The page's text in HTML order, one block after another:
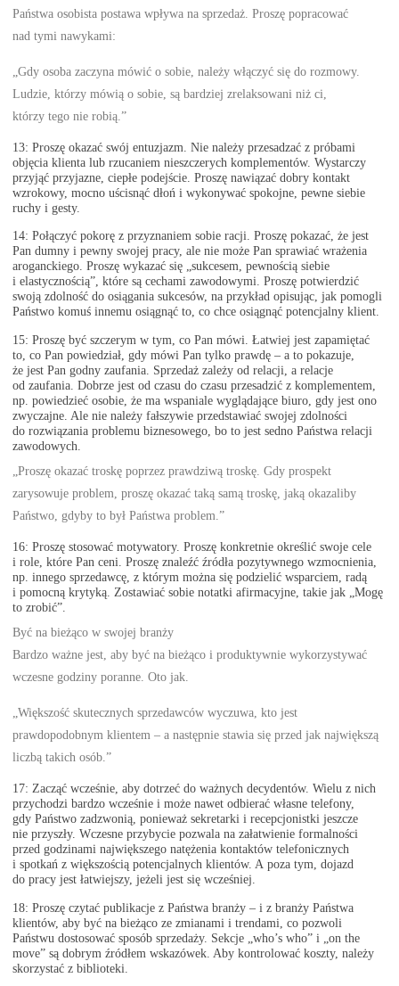
Państwa osobista postawa wpływa na sprzedaż. Proszę popracować
nad tymi nawykami:
„Gdy osoba zaczyna mówić o sobie, należy włączyć się do rozmowy.
Ludzie, którzy mówią o sobie, są bardziej zrelaksowani niż ci,
którzy tego nie robią.”
13: Proszę okazać swój entuzjazm. Nie należy przesadzać z próbami
objęcia klienta lub rzucaniem nieszczerych komplementów. Wystarczy
przyjąć przyjazne, ciepłe podejście. Proszę nawiązać dobry kontakt
wzrokowy, mocno uścisnąć dłoń i wykonywać spokojne, pewne siebie
ruchy i gesty.
14: Połączyć pokorę z przyznaniem sobie racji. Proszę pokazać, że jest
Pan dumny i pewny swojej pracy, ale nie może Pan sprawiać wrażenia
aroganckiego. Proszę wykazać się „sukcesem, pewnością siebie
i elastycznością”, które są cechami zawodowymi. Proszę potwierdzić
swoją zdolność do osiągania sukcesów, na przykład opisując, jak pomogli
Państwo komuś innemu osiągnąć to, co chce osiągnąć potencjalny klient.
15: Proszę być szczerym w tym, co Pan mówi. Łatwiej jest zapamiętać
to, co Pan powiedział, gdy mówi Pan tylko prawdę – a to pokazuje,
że jest Pan godny zaufania. Sprzedaż zależy od relacji, a relacje
od zaufania. Dobrze jest od czasu do czasu przesadzić z komplementem,
np. powiedzieć osobie, że ma wspaniale wyglądające biuro, gdy jest ono
zwyczajne. Ale nie należy fałszywie przedstawiać swojej zdolności
do rozwiązania problemu biznesowego, bo to jest sedno Państwa relacji
zawodowych.
„Proszę okazać troskę poprzez prawdziwą troskę. Gdy prospekt
zarysowuje problem, proszę okazać taką samą troskę, jaką okazaliby
Państwo, gdyby to był Państwa problem.”
16: Proszę stosować motywatory. Proszę konkretnie określić swoje cele
i role, które Pan ceni. Proszę znaleźć źródła pozytywnego wzmocnienia,
np. innego sprzedawcę, z którym można się podzielić wsparciem, radą
i pomocną krytyką. Zostawiać sobie notatki afirmacyjne, takie jak „Mogę
to zrobić”.
Być na bieżąco w swojej branży
Bardzo ważne jest, aby być na bieżąco i produktywnie wykorzystywać
wczesne godziny poranne. Oto jak.
„Większość skutecznych sprzedawców wyczuwa, kto jest
prawdopodobnym klientem – a następnie stawia się przed jak największą
liczbą takich osób.”
17: Zacząć wcześnie, aby dotrzeć do ważnych decydentów. Wielu z nich
przychodzi bardzo wcześnie i może nawet odbierać własne telefony,
gdy Państwo zadzwonią, ponieważ sekretarki i recepcjonistki jeszcze
nie przyszły. Wczesne przybycie pozwala na załatwienie formalności
przed godzinami największego natężenia kontaktów telefonicznych
i spotkań z większością potencjalnych klientów. A poza tym, dojazd
do pracy jest łatwiejszy, jeżeli jest się wcześniej.
18: Proszę czytać publikacje z Państwa branży – i z branży Państwa
klientów, aby być na bieżąco ze zmianami i trendami, co pozwoli
Państwu dostosować sposób sprzedaży. Sekcje „who’s who” i „on the
move” są dobrym źródłem wskazówek. Aby kontrolować koszty, należy
skorzystać z biblioteki.